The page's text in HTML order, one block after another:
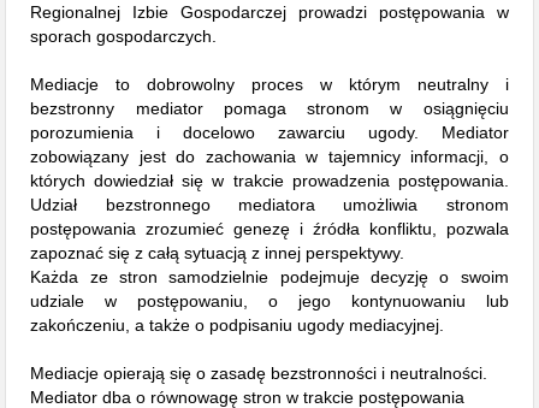
Regionalnej Izbie Gospodarczej prowadzi postępowania w
sporach gospodarczych.
Mediacje to dobrowolny proces w którym neutralny i
bezstronny mediator pomaga stronom w osiągnięciu
porozumienia i docelowo zawarciu ugody. Mediator
zobowiązany jest do zachowania w tajemnicy informacji, o
których dowiedział się w trakcie prowadzenia postępowania.
Udział bezstronnego mediatora umożliwia stronom
postępowania zrozumieć genezę i źródła konfliktu, pozwala
zapoznać się z całą sytuacją z innej perspektywy.
Każda ze stron samodzielnie podejmuje decyzję o swoim
udziale w postępowaniu, o jego kontynuowaniu lub
zakończeniu, a także o podpisaniu ugody mediacyjnej.
Mediacje opierają się o zasadę bezstronności i neutralności.
Mediator dba o równowagę stron w trakcie postępowania